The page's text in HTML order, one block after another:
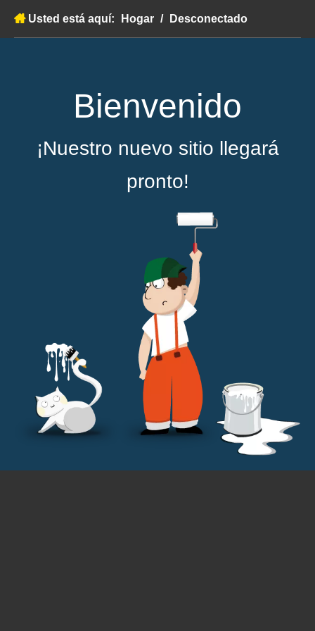
Usted está aquí: Hogar / Desconectado
Bienvenido
¡Nuestro nuevo sitio llegará
pronto!